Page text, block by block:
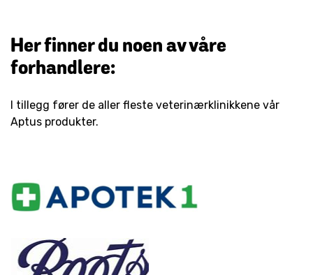
Her finner du noen av våre
forhandlere:
I tillegg fører de aller fleste veterinærklinikkene vår
Aptus produkter.